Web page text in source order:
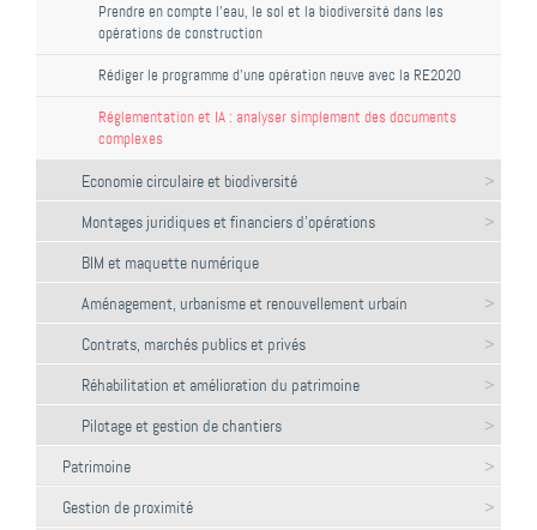
Prendre en compte l'eau, le sol et la biodiversité dans les
opérations de construction
Rédiger le programme d’une opération neuve avec la RE2020
Réglementation et IA : analyser simplement des documents
complexes
Economie circulaire et biodiversité
Montages juridiques et financiers d'opérations
BIM et maquette numérique
Aménagement, urbanisme et renouvellement urbain
Contrats, marchés publics et privés
Réhabilitation et amélioration du patrimoine
Pilotage et gestion de chantiers
Patrimoine
Gestion de proximité